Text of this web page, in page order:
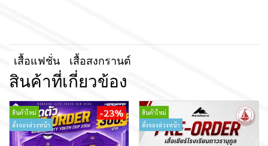
เสื้อแฟชั่น เสื้อสงกรานต์
สินค้าที่เกี่ยวข้อง
สินค้าใหม่
สั่งจองล่วงหน้า
-23%
สินค้าใหม่
สั่งจองล่วงหน้า